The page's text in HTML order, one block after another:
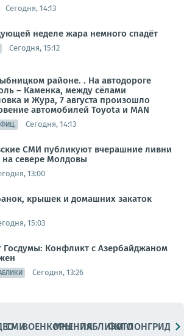
Сегодня, 14:13
неделе жара немного спадёт
Сегодня, 15:12
районе. . На автодороге
– Каменка, между сёлами
и Жура, 7 августа произошло
автомобилей Toyota и MAN
Сегодня, 14:13
СМИ публикуют вчерашние ливни
на севере Молдовы
13:00
крышек и домашних закаток
15:03
Госдумы: Конфликт с Азербайджаном
Сегодня, 13:26
СМИВОЕНКОРЫМНЕНИЯПАБЛИКИ
ФОТОЛОНГРИДЫ